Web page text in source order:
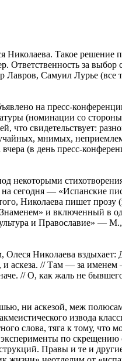
Николаева. Такое решение
Ответственность за выбор
Лавров, Самуил Лурье
на пресс-
(номинации со
что свидетельствует:
мнимых,
(в день пресс-
некоторыми
на сегодня — «Испанские
Николаева пишет прозу
и включенный в
и Православие» —
Николаева вздыхает:
аскеза. // Там — за именем
// О, как жаль не
ни аскезой, меж
извода
слова, тяга к тому, что
по скрещению
Правы и те и